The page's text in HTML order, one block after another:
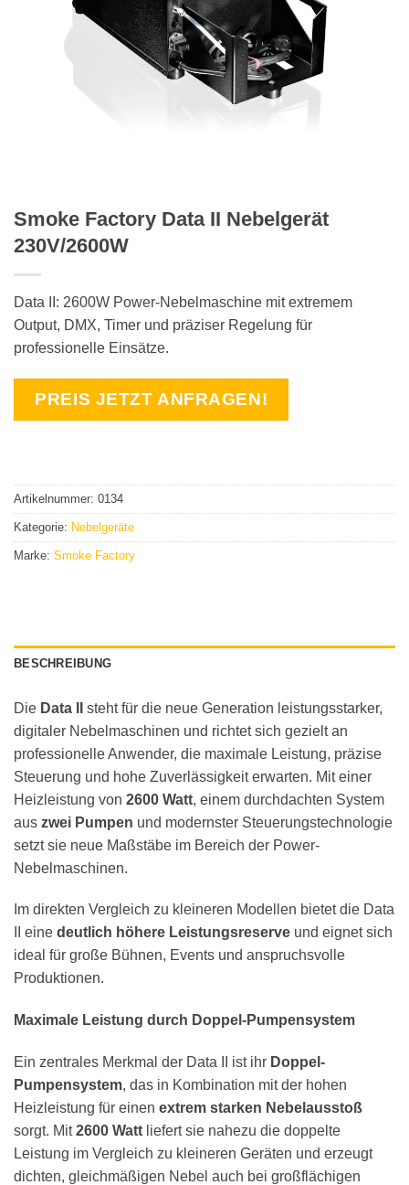
Smoke Factory Data II Nebelgerät
230V/2600W
Data II: 2600W Power-Nebelmaschine mit extremem
Output, DMX, Timer und präziser Regelung für
professionelle Einsätze.
PREIS JETZT ANFRAGEN!
Artikelnummer: 0134
Kategorie: Nebelgeräte
Marke: Smoke Factory
BESCHREIBUNG
Die Data II
steht für die neue Generation leistungsstarker,
digitaler Nebelmaschinen und richtet sich gezielt an
professionelle Anwender, die maximale Leistung, präzise
Steuerung und hohe Zuverlässigkeit erwarten. Mit einer
Heizleistung von 2600 Watt, einem durchdachten System
aus zwei Pumpen und modernster Steuerungstechnologie
setzt sie neue Maßstäbe im Bereich der Power-
Nebelmaschinen.
Im direkten Vergleich zu kleineren Modellen bietet die Data
II eine deutlich höhere Leistungsreserve und eignet sich
ideal für große Bühnen, Events und anspruchsvolle
Produktionen.
Maximale Leistung durch Doppel-Pumpensystem
Ein zentrales Merkmal der Data II ist ihr Doppel-
Pumpensystem, das in Kombination mit der hohen
Heizleistung für einen extrem starken Nebelausstoß
sorgt. Mit2600 Watt liefert sie nahezu die doppelte
Leistung im Vergleich zu kleineren Geräten und erzeugt
dichten, gleichmäßigen Nebel auch bei großflächigen